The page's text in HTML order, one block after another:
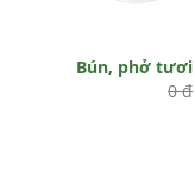
Bún, phở tươi
0 đ